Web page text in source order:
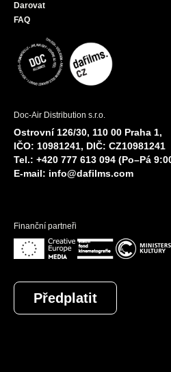
Darovat
FAQ
Doc-Air Distribution s.r.o.
Ostrovní 126/30, 110 00 Praha 1,
IČO: 10981241, DIČ: CZ10981241
Tel.: +420 777 613 094 (Po–Pá
E-mail: info@dafilms.com
Finanční partneři
Předplatit